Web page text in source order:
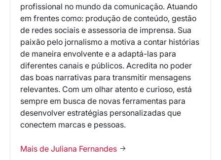
profissional no mundo da comunicação. Atuando
em frentes como: produção de conteúdo, gestão
de redes sociais e assessoria de imprensa. Sua
paixão pelo jornalismo a motiva a contar histórias
de maneira envolvente e a adaptá-las para
diferentes canais e públicos. Acredita no poder
das boas narrativas para transmitir mensagens
relevantes. Com um olhar atento e curioso, está
sempre em busca de novas ferramentas para
desenvolver estratégias personalizadas que
conectem marcas e pessoas.
Mais de Juliana Fernandes